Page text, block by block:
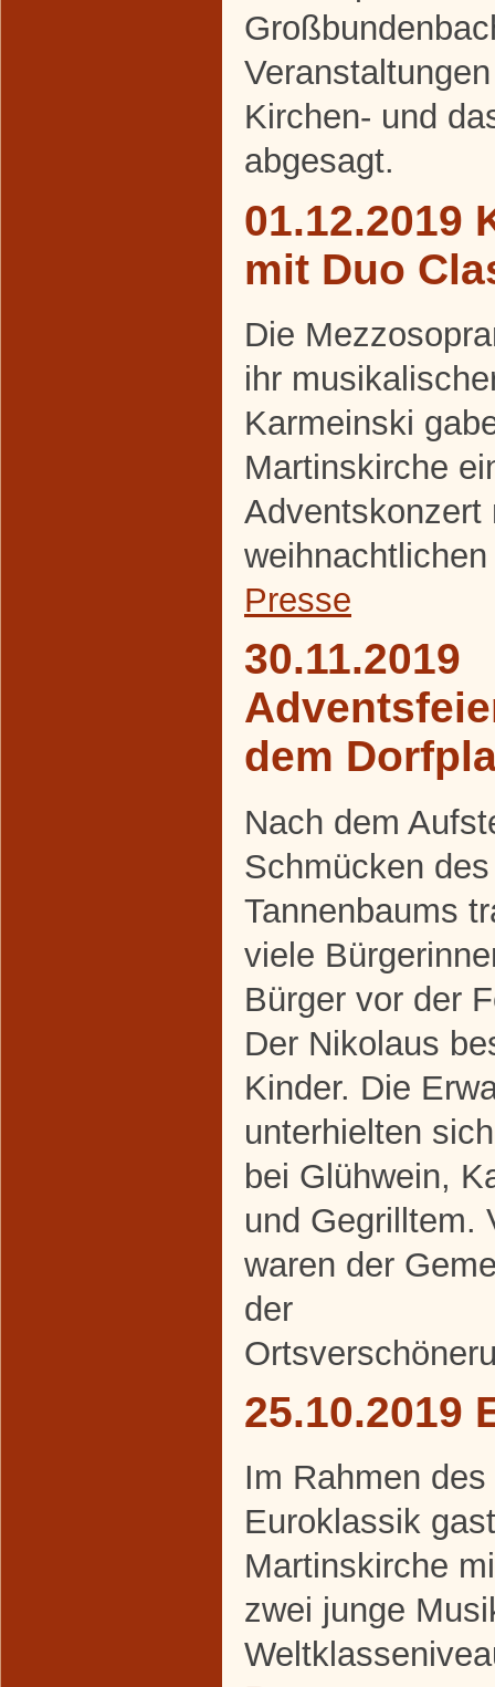
Kirchen- und
abgesagt.
01.12.2019
mit Duo
Die
ihr
Karmeinski
Martinskirche
Adventskonzert
Presse
30.11.2019
dem
Nach dem
Schmücken des
Tannenbaums
viele
Bürger vor der
Der Nikolaus
Kinder. Die
unterhielten
bei Glühwein,
und Gegrilltem.
waren der
der
25.10.2019
Im Rahmen
Euroklassik
Martinskirche
zwei junge